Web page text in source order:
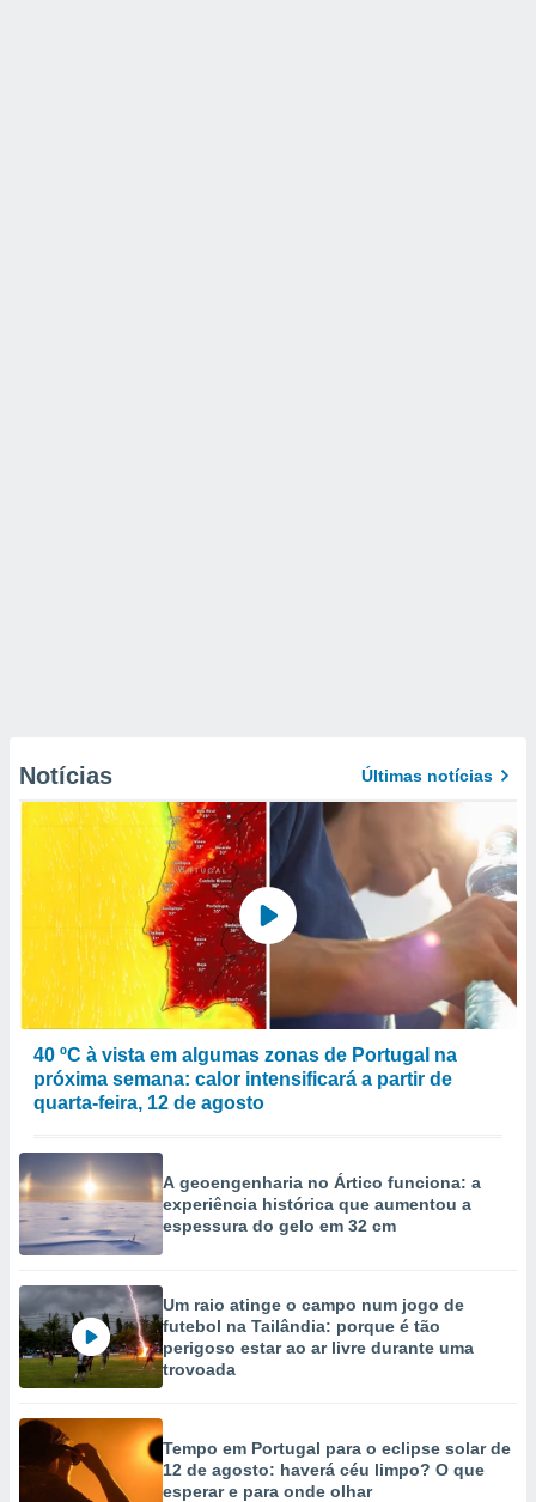
Notícias Últimas notícias
40 ºC à vista em algumas zonas de Portugal na
próxima semana: calor intensificará a partir de
quarta-feira, 12 de agosto
A geoengenharia no Ártico funciona: a
experiência histórica que aumentou a
espessura do gelo em 32 cm
Um raio atinge o campo num jogo de
futebol na Tailândia: porque é tão
perigoso estar ao ar livre durante uma
trovoada
Tempo em Portugal para o eclipse solar de
12 de agosto: haverá céu limpo? O que
esperar e para onde olhar